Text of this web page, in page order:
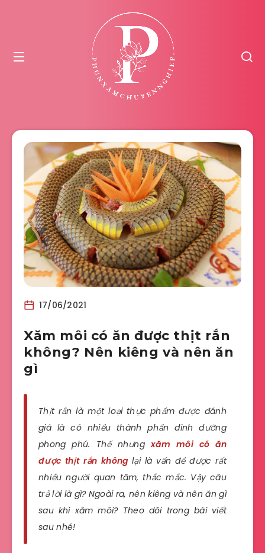
17/06/2021
Xăm môi có ăn được thịt rắn
không? Nên kiêng và nên ăn
gì
Thịt rắn là một loại thực phẩm được đánh
giá là có nhiều thành phần dinh dưỡng
phong phú. Thế nhưngxăm môi có ăn
được thịt rắn không lại là vấn đề được rất
nhiều người quan tâm, thắc mắc. Vậy câu
trả lời là gì? Ngoài ra, nên kiêng và nên ăn gì
sau khi xăm môi? Theo dõi trong bài viết
sau nhé!